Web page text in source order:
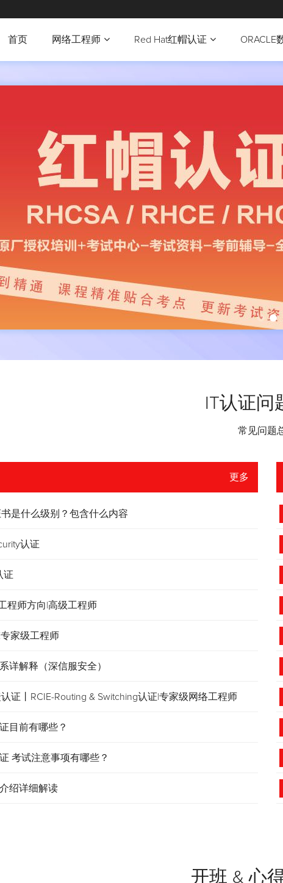
首页 网络工程师 Red Hat红帽认证 ORACLE
IT认证问
常见问题
更多
书是什么级别？包含什么内容
认证
证
程师方向|高级工程师
家级工程师
详解释（深信服安全）
证丨RCIE-Routing & Switching认证|专家级网络工程师
目前有哪些？
考试注意事项有哪些？
绍详细解读
开班 & 心